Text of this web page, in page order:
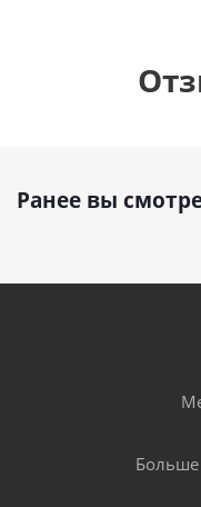
Ранее вы
Больше